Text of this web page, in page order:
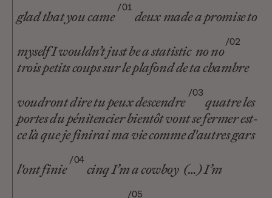
glad that you came
/01
deux made a promise to
myself I wouldn’t just be a statistic no no
/02
trois petits coups sur le plafond de ta chambre
voudront dire tu peux descendre
/03
quatre les
portes du pénitencier bientôt vont se fermer est-
ce là que je finirai ma vie comme d'autres gars
l'ont finie
/04
cinq I’m a cowboy (…) I’m
/05